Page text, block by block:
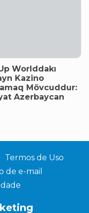
Worlddakı
Kazino
Mövcuddur:
Azerbaycan
Termos de Uso
de e-mail